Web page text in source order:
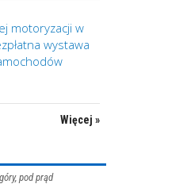
motoryzacji w
wystawa
Więcej »
pod prąd